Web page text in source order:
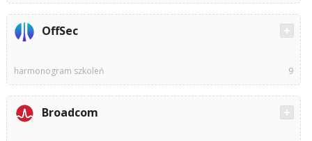
OffSec
harmonogram szkoleń 9
Broadcom